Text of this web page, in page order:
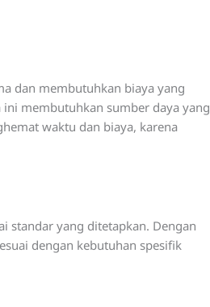
dan membutuhkan biaya yang
ini membutuhkan sumber daya yang
waktu dan biaya, karena
standar yang ditetapkan. Dengan
dengan kebutuhan spesifik